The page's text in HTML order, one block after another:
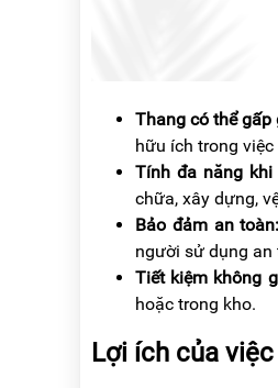
Thang có thể
hữu ích trong
Tính đa năng khi
chữa, xây dựng,
Bảo đảm an
người sử dụng
Tiết kiệm không
hoặc trong kho.
Lợi ích của